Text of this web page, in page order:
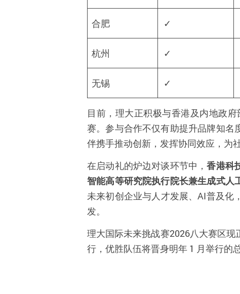
合肥 ✓
杭州 ✓
无锡 ✓
目前，理大正积极与香港及内地政
赛。参与合作不仅有助提升品牌知名
伴携手推动创新，发挥协同效应，为
在启动礼的炉边对谈环节中，香港科
智能高等研究院执行院长兼生成式人
未来初创企业与人才发展、AI普及化
发。
理大国际未来挑战赛2026八大赛区现
行，优胜队伍将晋身明年 1 月举行的